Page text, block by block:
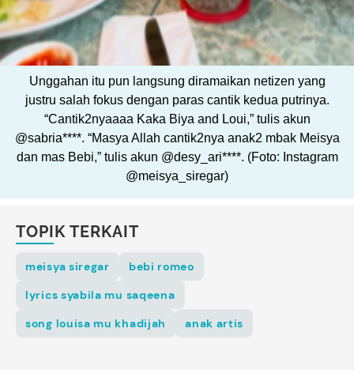
Unggahan itu pun langsung diramaikan netizen yang
justru salah fokus dengan paras cantik kedua putrinya.
“Cantik2nyaaaa Kaka Biya and Loui,” tulis akun
@sabria****. “Masya Allah cantik2nya anak2 mbak Meisya
dan mas Bebi,” tulis akun @desy_ari****. (Foto: Instagram
@meisya_siregar)
TOPIK TERKAIT
meisya siregar
bebi romeo
lyrics syabila mu saqeena
song louisa mu khadijah
anak artis